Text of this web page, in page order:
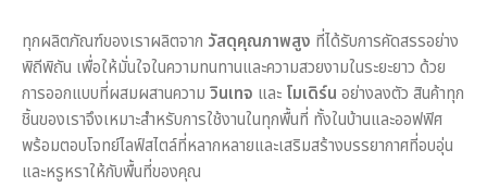
ทุกผลิตภัณฑ์ของเราผลิตจาก วัสดุคุณภาพสูง ที่ได้รับการคัดสรรอย่าง
พิถีพิถัน เพื่อให้มั่นใจในความทนทานและความสวยงามในระยะยาว ด้วย
การออกแบบที่ผสมผสานความ วินเทจ และ โมเดิร์น อย่างลงตัว สินค้าทุก
ชิ้นของเราจึงเหมาะสำหรับการใช้งานในทุกพื้นที่ ทั้งในบ้านและออฟฟิศ
พร้อมตอบโจทย์ไลฟ์สไตล์ที่หลากหลายและเสริมสร้างบรรยากาศที่อบอุ่น
และหรูหราให้กับพื้นที่ของคุณ